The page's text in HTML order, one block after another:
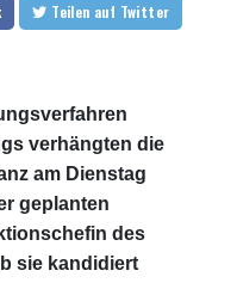
Teilen auf Twitter
verhängten die
am Dienstag
geplanten
des
sie kandidiert